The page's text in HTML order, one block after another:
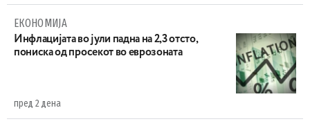
ЕКОНОМИЈА
Инфлацијата во јули падна на 2,3 отсто,
пониска од просекот во еврозоната
пред 2 дена